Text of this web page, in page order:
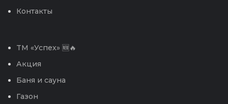
Контакты
TM «Успех» 🆕🔥
Акция
Баня и сауна
Газон